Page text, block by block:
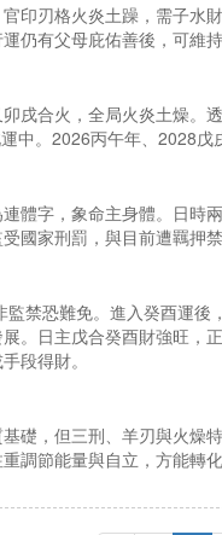
印刃格火炎土躁，需子水
仍有父母庇佑善後，可維
戌合火，全局火炎土燥。
中。2026丙午年、2028戊
體字，象命主身體。日時
國家刑罰，與目前遭羈押禁
禁恐難免。進入癸酉運
。日主戊合癸酉財強旺，
段得財。
礎，但三刑、羊刃與火燥
調節能量與自立，方能轉化